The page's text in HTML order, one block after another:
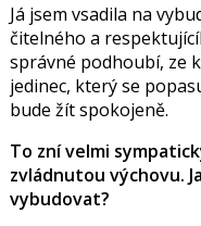
Já jsem vsadila na
čitelného a
správné podhoubí, ze
jedinec, který se
bude žít spokojeně.
To zní velmi
zvládnutou výchovu.
vybudovat?